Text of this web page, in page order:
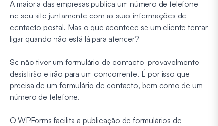
A maioria das empresas publica um número de telefone
no seu site juntamente com as suas informações de
contacto postal. Mas o que acontece se um cliente tentar
ligar quando não está lá para atender?
Se não tiver um formulário de contacto, provavelmente
desistirão e irão para um concorrente. É por isso que
precisa de um formulário de contacto, bem como de um
número de telefone.
O WPForms facilita a publicação de formulários de